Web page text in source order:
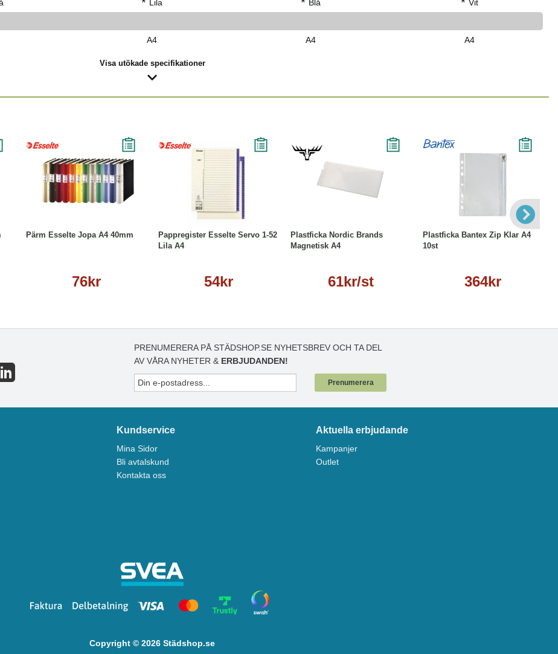
Lila Blå Vit
A4 A4 A4
Visa utökade specifikationer
Pärm Esselte Jopa A4 40mm
76kr
Pappregister Esselte Servo 1-52
Lila A4
54kr
Köp Läs mer
Plastficka Nordic Brands
Magnetisk A4
61kr/st
Plastficka Bantex Zip Klar A4
10st
364kr
Köp Läs mer
PRENUMERERA PÅ STÄDSHOP.SE NYHETSBREV OCH TA DEL
AV VÅRA NYHETER & ERBJUDANDEN!
Prenumerera
Kundservice
Mina Sidor
Bli avtalskund
Kontakta oss
Aktuella erbjudande
Kampanjer
Outlet
Copyright © 2026 Städshop.se